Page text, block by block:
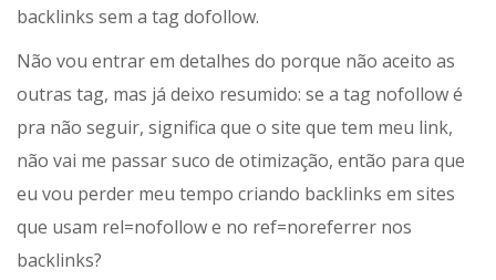
backlinks sem a tag dofollow.
Não vou entrar em detalhes do porque não aceito as
outras tag, mas já deixo resumido: se a tag nofollow é
pra não seguir, significa que o site que tem meu link,
não vai me passar suco de otimização, então para que
eu vou perder meu tempo criando backlinks em sites
que usam rel=nofollow e no ref=noreferrer nos
backlinks?